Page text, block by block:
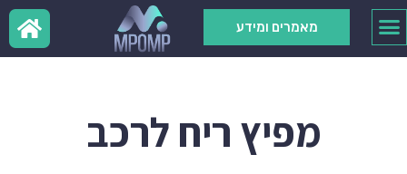
מאמרים ומידע
מפיץ ריח לרכב